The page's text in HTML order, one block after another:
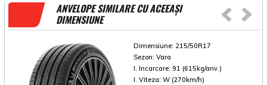
ANVELOPE SIMILARE CU ACEEAȘI
DIMENSIUNE
Dimensiune: 215/50R17
Sezon: Vara
I. Incarcare: 91 (615kg/anv.)
I. Viteza: W (270km/h)